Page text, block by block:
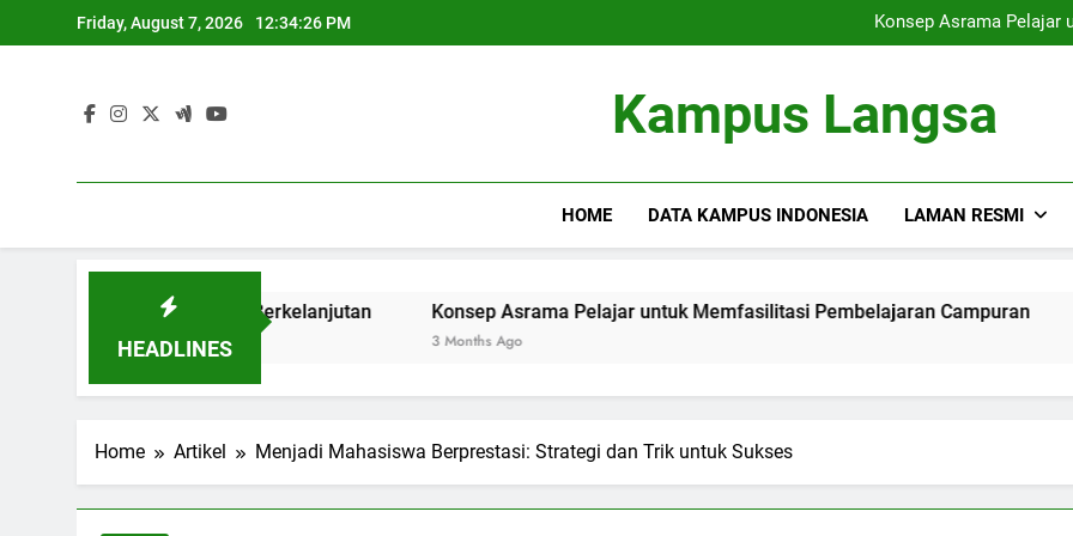
to
Friday, August 7, 2026 12:34:26 PM
Konsep Asrama Pelajar
Membangun
Konsep Asrama Pelajar
Membangun
Kampus Langsa
HOME DATA KAMPUS INDONESIA LAMAN RESMI
HEADLINES
Masa Depan yang Berkelanjutan Konsep Asrama Pelajar untuk Memfasilitasi Pembelajaran Campuran
3 Months Ago 3
Home Artikel Menjadi Mahasiswa Berprestasi: Strategi dan Trik untuk Sukses